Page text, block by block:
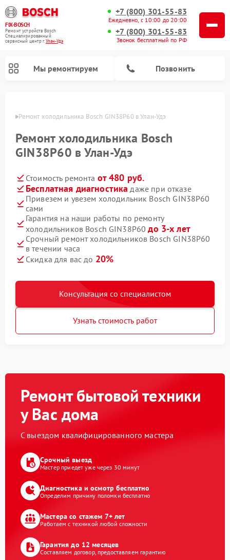
FIX-BOSCH
Ремонт устройств Bosch
Специализированный
cервисный центр г.Улан-Удэ
+7 (800) 301-55-83
Ежедневно, с 10:00 до 20:00
+7 (800) 301-55-83
Звонок бесплатный по РФ
Мы ремонтируем Позвонить
Ремонт холодильника Bosch GIN38P60 в Улан-Удэ
Ремонт холодильника Bosch
GIN38P60 в Улан-Удэ
Стоимость ремонта от 480 руб.
Бесплатная диагностика даже при отказе
Привезем и увезем холодильник Bosch GIN38P60
сами
Гарантия на наши работы по ремонту
холодильников Bosch GIN38P60до 3-х лет
Срочный ремонт холодильников Bosch GIN38P60
в течении часа
Скидка для вас до 20%
Консультация со специалистом
Узнать стоимость работ
Ремонт бытовой техники
у Вас дома
С выездом квалифицированного мастера
Срочный выезд
Мастер приедет уже через 30 минут
Диагностика и осмотр бесплатно
Определим причину поломки бесплатно
Мастера со стажем 7+ лет
Работаем с техникой любой сложности
Гарантия до 12 месяцев
Составляем договор, предоставляем гарантию